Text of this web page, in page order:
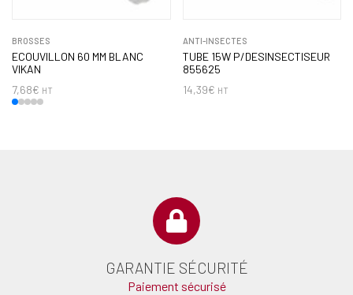
BROSSES
ECOUVILLON 60 MM BLANC
VIKAN
7,68€ HT
ANTI-INSECTES
TUBE 15W P/DESINSECTISEUR
855625
14,39€ HT
GARANTIE SÉCURITÉ
Paiement sécurisé